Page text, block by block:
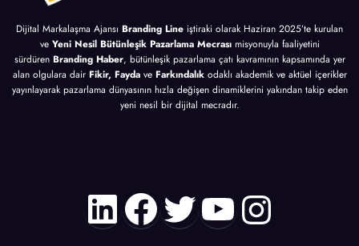
Dijital Markalaşma Ajansı Branding Line iştiraki olarak Haziran 2025’te kurulan
ve Yeni Nesil Bütünleşik Pazarlama Mecrası misyonuyla faaliyetini
sürdüren Branding Haber, bütünleşik pazarlama çatı kavramının kapsamında yer
alan olgulara dair Fikir, Fayda ve Farkındalık odaklı akademik ve aktüel içerikler
yayınlayarak pazarlama dünyasının hızla değişen dinamiklerini yakından takip eden
yeni nesil bir dijital mecradır.
LinkedIn
Facebook
Twitter
YouTube